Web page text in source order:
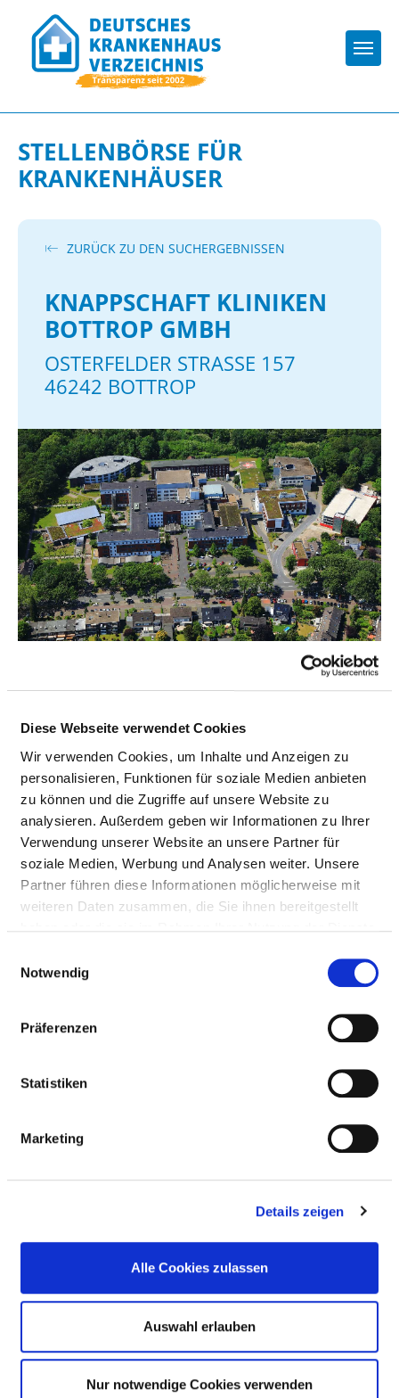
Diese Webseite verwendet Cookies
Wir verwenden Cookies, um Inhalte und Anzeigen zu
personalisieren, Funktionen für soziale Medien anbieten
zu können und die Zugriffe auf unsere Website zu
analysieren. Außerdem geben wir Informationen zu Ihrer
Verwendung unserer Website an unsere Partner für
soziale Medien, Werbung und Analysen weiter. Unsere
Partner führen diese Informationen möglicherweise mit
weiteren Daten zusammen, die Sie ihnen bereitgestellt
Notwendig
Präferenzen
Statistiken
Marketing
Details zeigen
Alle Cookies zulassen
Auswahl erlauben
Nur notwendige Cookies verwenden
STELLENBÖRSE FÜR
KRANKENHÄUSER
ZURÜCK ZU DEN SUCHERGEBNISSEN
KNAPPSCHAFT KLINIKEN
BOTTROP GMBH
OSTERFELDER STRASSE 157
46242 BOTTROP
KNAPPSCHAFT KLINIKEN BOTTROP GMBH
Karte vergrößern
ARZT IM 3. WEITERBILDUNGSJAHR (M/W/D)
46242 Bottrop
Ärztlicher Dienst
Facharzt /-ärztin